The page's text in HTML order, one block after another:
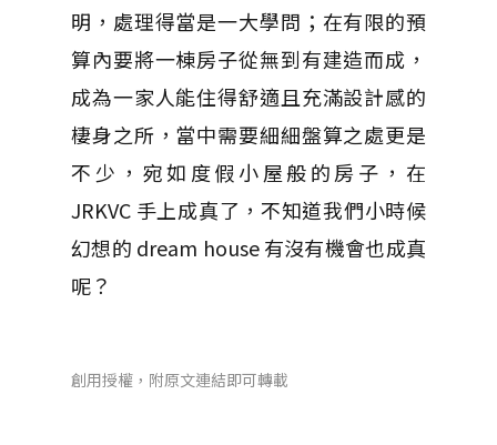
明，處理得當是一大學問；在有限的預
算內要將一棟房子從無到有建造而成，
成為一家人能住得舒適且充滿設計感的
棲身之所，當中需要細細盤算之處更是
不少，宛如度假小屋般的房子，在
JRKVC 手上成真了，不知道我們小時候
幻想的 dream house 有沒有機會也成真
呢？
創用授權，附原文連結即可轉載